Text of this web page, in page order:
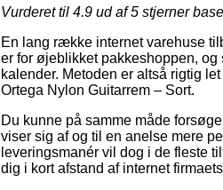
Vurderet til 4.9 ud af 5 stjerner
En lang række internet varehuse
er for øjeblikket pakkeshoppen,
kalender. Metoden er altså rigtig
Ortega Nylon Guitarrem – Sort.
Du kunne på samme måde
viser sig af og til en anelse mere
leveringsmanér vil dog i de fleste
dig i kort afstand af internet